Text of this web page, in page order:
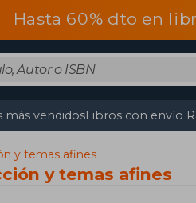
Hasta 60% dto en
vendidosLibros con envío
y temas afines
y temas afines